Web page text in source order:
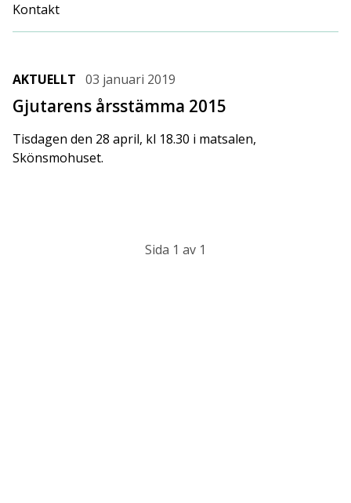
Kontakt
AKTUELLT 03 januari 2019
Gjutarens årsstämma 2015
Tisdagen den 28 april, kl 18.30 i matsalen,
Skönsmohuset.
Sida 1 av 1